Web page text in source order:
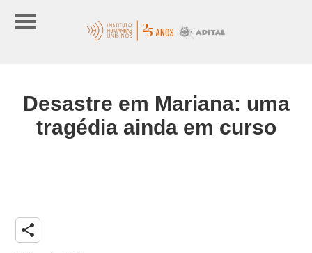
Desastre em Mariana: uma
tragédia ainda em curso
share